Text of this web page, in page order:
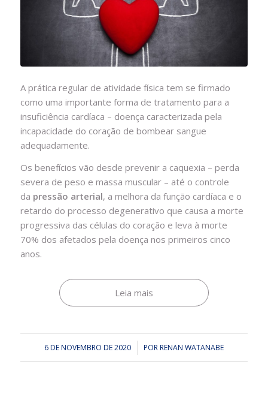
A prática regular de atividade física tem se firmado
como uma importante forma de tratamento para a
insuficiência cardíaca – doença caracterizada pela
incapacidade do coração de bombear sangue
adequadamente.
Os benefícios vão desde prevenir a caquexia – perda
severa de peso e massa muscular – até o controle
da pressão arterial, a melhora da função cardíaca e o
retardo do processo degenerativo que causa a morte
progressiva das células do coração e leva à morte
70% dos afetados pela doença nos primeiros cinco
anos.
Leia mais
6 DE NOVEMBRO DE 2020
/ PORRENAN WATANABE